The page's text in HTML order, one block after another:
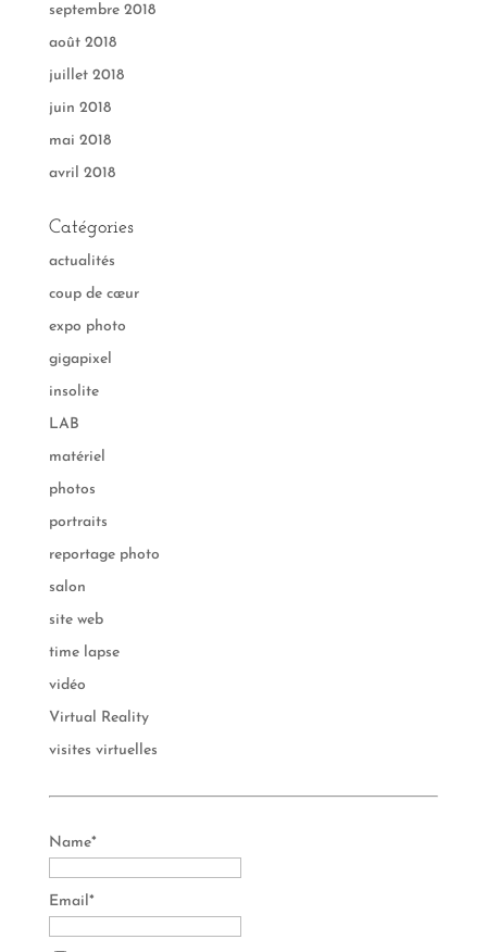
septembre 2018
août 2018
juillet 2018
juin 2018
mai 2018
avril 2018
Catégories
actualités
coup de cœur
expo photo
gigapixel
insolite
LAB
matériel
photos
portraits
reportage photo
salon
site web
time lapse
vidéo
Virtual Reality
visites virtuelles
Name*
Email*